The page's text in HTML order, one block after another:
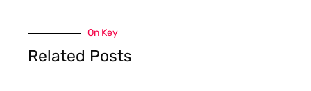
On Key
Related Posts